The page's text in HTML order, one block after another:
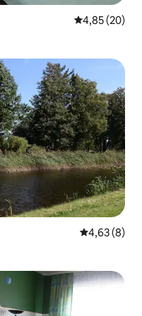
4,85 de uma
4,85 (20)
4,63 de uma
4,63 (8)